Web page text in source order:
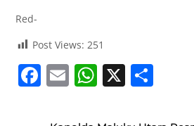
Red-
Post Views: 251
F E W X